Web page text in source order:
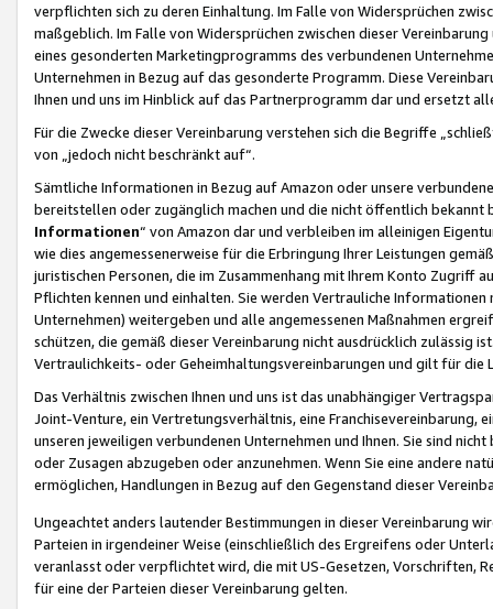
verpflichten sich zu deren Einhaltung. Im Falle von Widersprüchen
maßgeblich. Im Falle von Widersprüchen zwischen dieser
eines gesonderten Marketingprogramms des verbundenen
Unternehmen in Bezug auf das gesonderte Programm. Diese
Ihnen und uns im Hinblick auf das Partnerprogramm dar und ersetzt
Für die Zwecke dieser Vereinbarung verstehen sich die Begriffe
von „jedoch nicht beschränkt auf“.
Sämtliche Informationen in Bezug auf Amazon oder unsere
bereitstellen oder zugänglich machen und die nicht öffentlich
Informationen“ von Amazon dar und verbleiben im alleinigen
wie dies angemessenerweise für die Erbringung Ihrer Leistungen
juristischen Personen, die im Zusammenhang mit Ihrem Konto
Pflichten kennen und einhalten. Sie werden Vertrauliche
Unternehmen) weitergeben und alle angemessenen Maßnahmen
schützen, die gemäß dieser Vereinbarung nicht ausdrücklich zulässig
Vertraulichkeits- oder Geheimhaltungsvereinbarungen und gilt für die
Das Verhältnis zwischen Ihnen und uns ist das unabhängiger
Joint-Venture, ein Vertretungsverhältnis, eine Franchisevereinbarung,
unseren jeweiligen verbundenen Unternehmen und Ihnen. Sie sind
oder Zusagen abzugeben oder anzunehmen. Wenn Sie eine andere
ermöglichen, Handlungen in Bezug auf den Gegenstand dieser
Ungeachtet anders lautender Bestimmungen in dieser Vereinbarung
Parteien in irgendeiner Weise (einschließlich des Ergreifens oder
veranlasst oder verpflichtet wird, die mit US-Gesetzen, Vorschriften,
für eine der Parteien dieser Vereinbarung gelten.